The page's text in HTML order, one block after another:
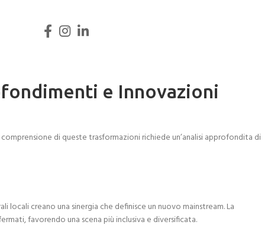
e Innovazioni
di queste trasformazioni richiede un’analisi approfondita di
creano una sinergia che definisce un nuovo mainstream. La
favorendo una scena più inclusiva e diversificata.